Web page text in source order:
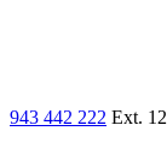
943 442 222 Ext. 12